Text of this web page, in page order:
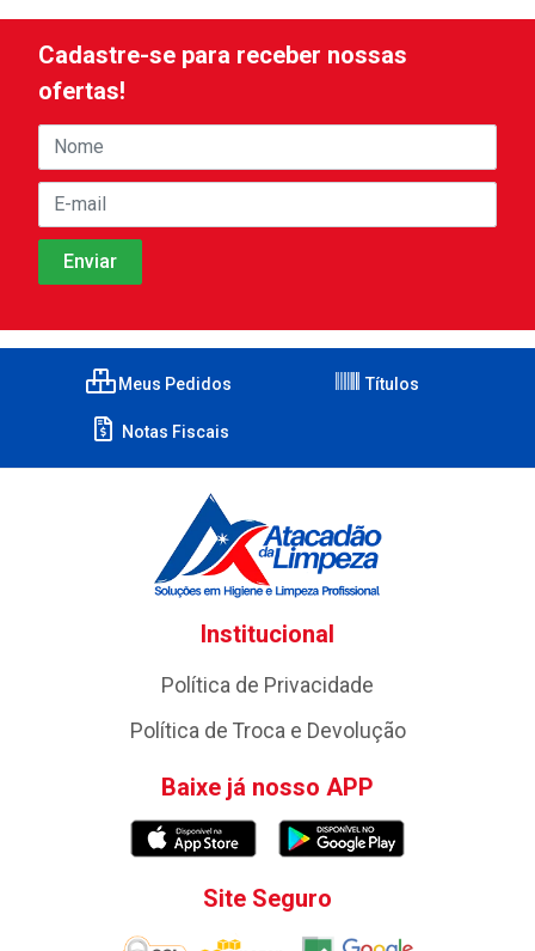
Cadastre-se para receber nossas
ofertas!
Meus Pedidos Títulos
Notas Fiscais
Institucional
Política de Privacidade
Política de Troca e Devolução
Baixe já nosso APP
Site Seguro